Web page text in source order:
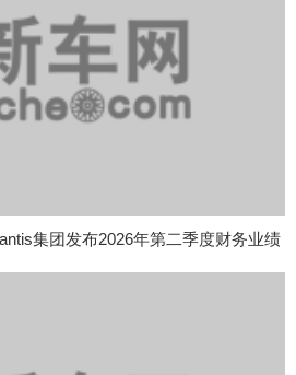
集团发布2026年第二季度财务业绩